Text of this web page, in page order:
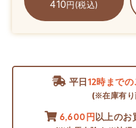
410 円(税込)
平日 12時までの
(※在庫有り
6,600円以上のお